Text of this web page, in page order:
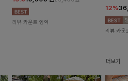
리뷰 카운트 영역
12%
리뷰 카운
더보기